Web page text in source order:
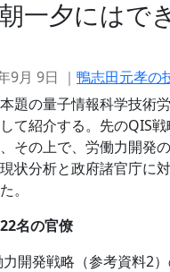
一夕にはで
9月 9日 ｜ 鴨志田元孝の
題の量子情報科学技術
て紹介する。先のQIS
その上で、労働力開発
状分析と政府諸官庁に
。
名の官僚
力開発戦略（参考資料2